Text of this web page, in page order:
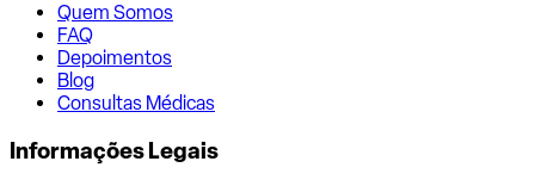
Quem Somos
FAQ
Depoimentos
Blog
Consultas Médicas
Informações Legais